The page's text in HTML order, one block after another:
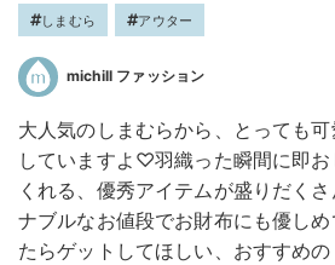
しまむら アウター
michill ファッション
大人気のしまむらから、とっても
していますよ♡羽織った瞬間に即
くれる、優秀アイテムが盛りだく
ナブルなお値段でお財布にも優し
たらゲットしてほしい、おすすめの